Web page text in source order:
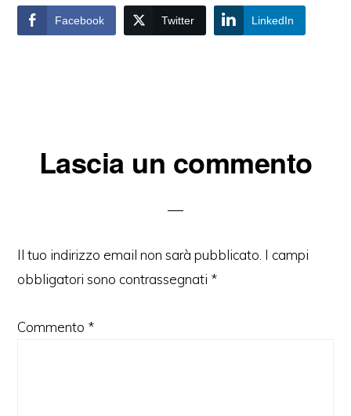
Facebook Twitter LinkedIn
Interazioni
Lascia un commento
Il tuo indirizzo email non sarà pubblicato. I campi
obbligatori sono contrassegnati *
Commento *